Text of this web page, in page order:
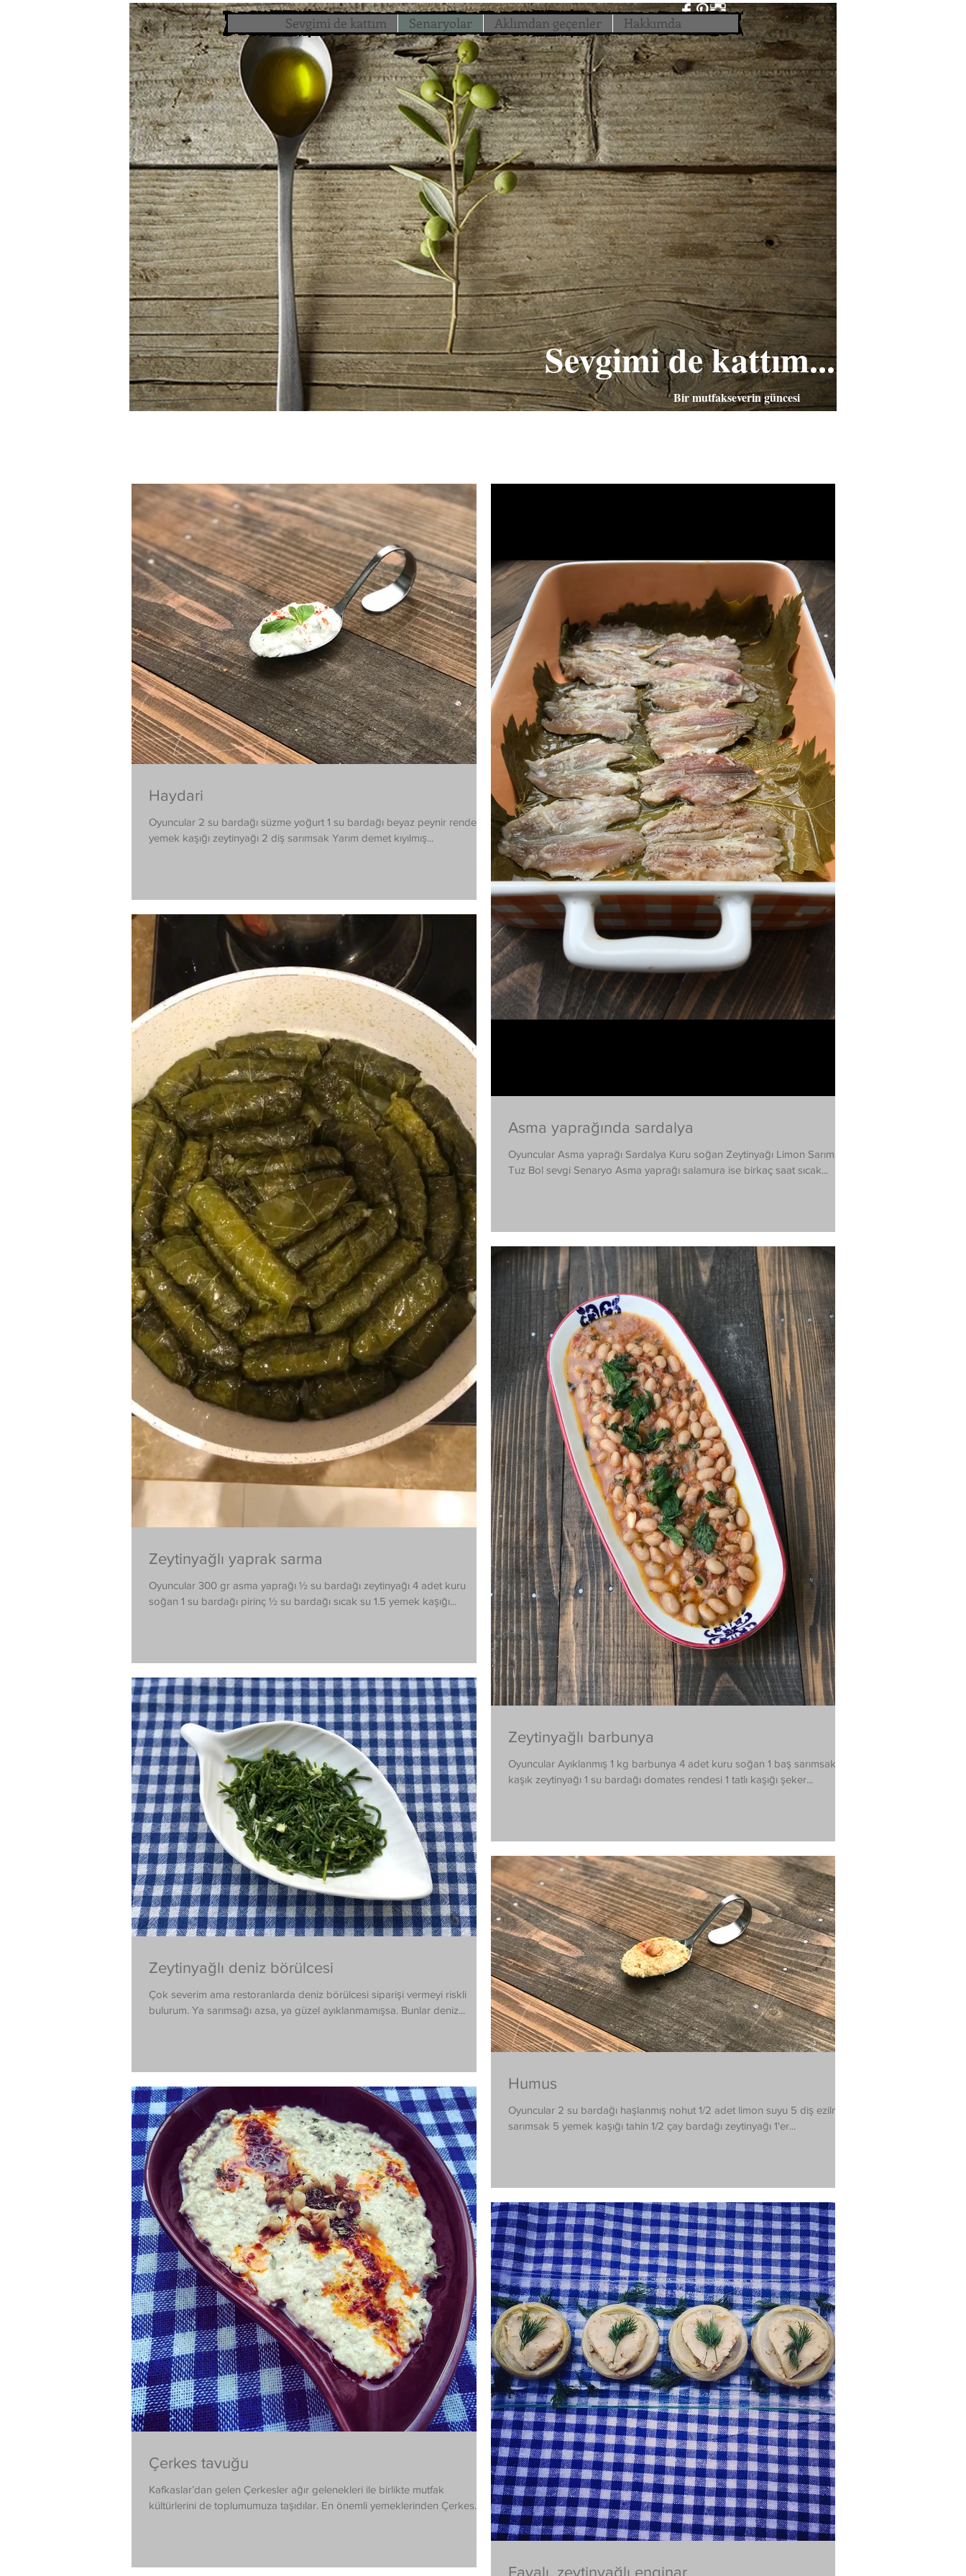
Sevgimi de kattım Senaryolar Aklımdan geçenler Hakkımda
Bir mutfakseverin güncesi
Sevgimi de kattım...
Haydari
Oyuncular 2 su bardağı süzme yoğurt 1 su bardağı beyaz peynir rendesi 3
yemek kaşığı zeytinyağı 2 diş sarımsak Yarım demet kıyılmış...
Asma yaprağında sardalya
Oyuncular Asma yaprağı Sardalya Kuru soğan Zeytinyağı Limon Sarımsak
Tuz Bol sevgi Senaryo Asma yaprağı salamura ise birkaç saat sıcak...
Zeytinyağlı yaprak sarma
Oyuncular 300 gr asma yaprağı ½ su bardağı zeytinyağı 4 adet kuru
soğan 1 su bardağı pirinç ½ su bardağı sıcak su 1.5 yemek kaşığı...
Zeytinyağlı barbunya
Oyuncular Ayıklanmış 1 kg barbunya 4 adet kuru soğan 1 baş sarımsak 3
kaşık zeytinyağı 1 su bardağı domates rendesi 1 tatlı kaşığı şeker...
Zeytinyağlı deniz börülcesi
Çok severim ama restoranlarda deniz börülcesi siparişi vermeyi riskli
bulurum. Ya sarımsağı azsa, ya güzel ayıklanmamışsa. Bunlar deniz...
Humus
Oyuncular 2 su bardağı haşlanmış nohut 1/2 adet limon suyu 5 diş ezilmiş
sarımsak 5 yemek kaşığı tahin 1/2 çay bardağı zeytinyağı 1'er...
Çerkes tavuğu
Kafkaslar’dan gelen Çerkesler ağır gelenekleri ile birlikte mutfak
kültürlerini de toplumumuza taşıdılar. En önemli yemeklerinden Çerkes...
Favalı, zeytinyağlı enginar